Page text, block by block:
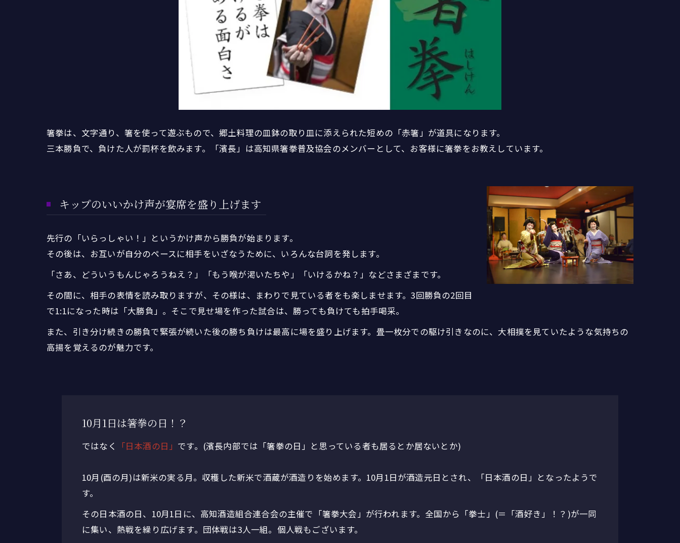
箸拳は、文字通り、箸を使って遊ぶもので、郷土料理の皿鉢の取り皿に添えられた短めの「赤箸」が道具になります。
三本勝負で、負けた人が罰杯を飲みます。「濱長」は高知県箸拳普及協会のメンバーとして、お客様に箸拳をお教えしています。
キップのいいかけ声が宴席を盛り上げます
先行の「いらっしゃい！」というかけ声から勝負が始まります。
その後は、お互いが自分のペースに相手をいざなうために、いろんな台詞を発します。
「さあ、どういうもんじゃろうねえ？」「もう喉が渇いたちや」「いけるかね？」などさまざまです。
その間に、相手の表情を読み取りますが、その様は、まわりで見ている者をも楽しませます。3回勝負の2回目
で1:1になった時は「大勝負」。そこで見せ場を作った試合は、勝っても負けても拍手喝采。
また、引き分け続きの勝負で緊張が続いた後の勝ち負けは最高に場を盛り上げます。畳一枚分での駆け引きなのに、大相撲を見ていたような気持ちの
高揚を覚えるのが魅力です。
10月1日は箸拳の日！？
ではなく 「日本酒の日」 です。(濱長内部では「箸拳の日」と思っている者も居るとか居ないとか)
10月(酉の月)は新米の実る月。収穫した新米で酒蔵が酒造りを始めます。10月1日が酒造元日とされ、「日本酒の日」となったようで
す。
その日本酒の日、10月1日に、高知酒造組合連合会の主催で「箸拳大会」が行われます。全国から「拳士」(＝「酒好き」！？)が一同
に集い、熱戦を繰り広げます。団体戦は3人一組。個人戦もございます。